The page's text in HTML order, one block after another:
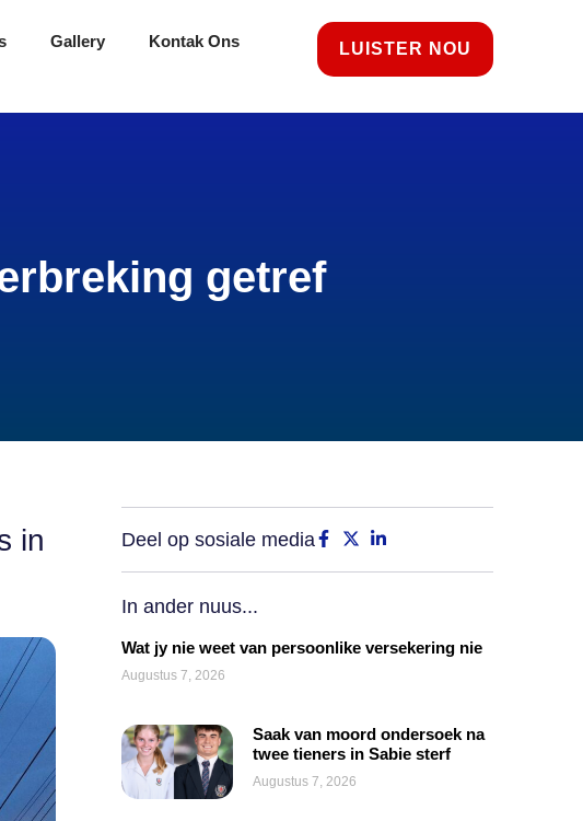
Gallery Kontak Ons LUISTER NOU
getref
in
Deel op sosiale media
In ander nuus...
Wat jy nie weet van persoonlike versekering nie
Augustus 7, 2026
Saak van moord ondersoek na
twee tieners in Sabie sterf
Augustus 7, 2026